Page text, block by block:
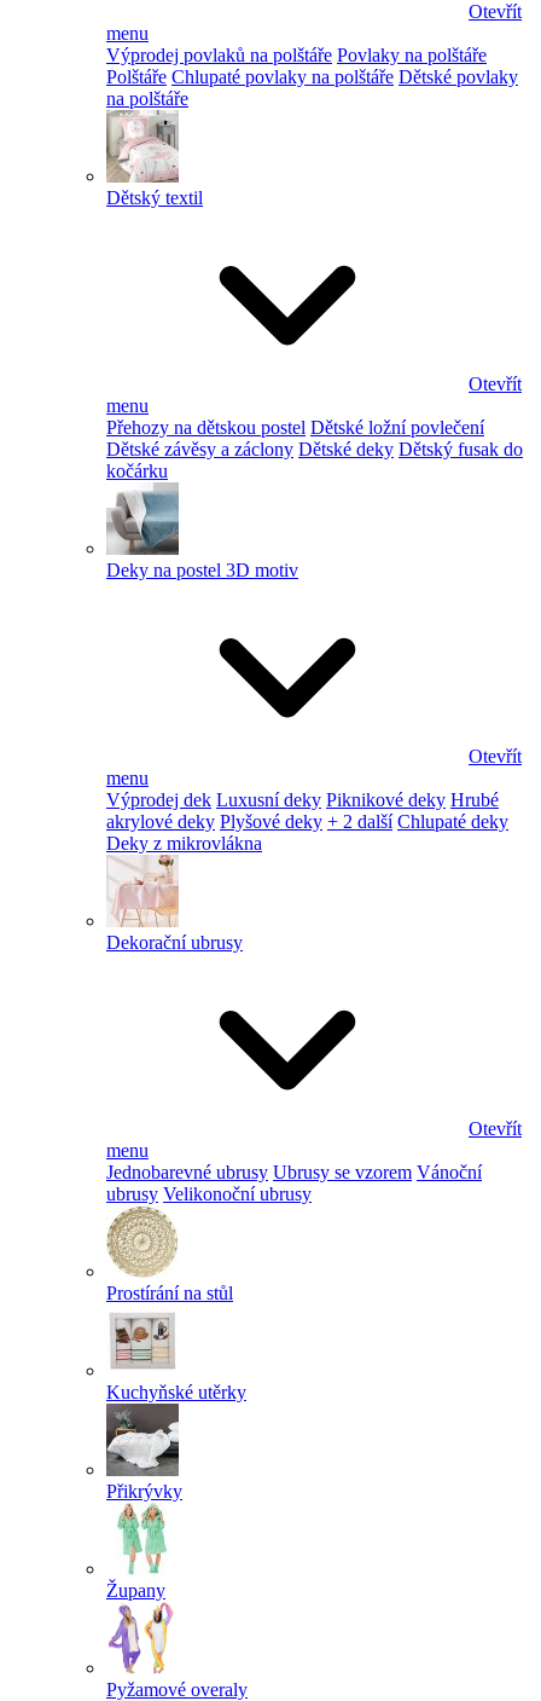
Otevřít
menu
Výprodej povlaků na polštáře Povlaky na polštáře
Polštáře Chlupaté povlaky na polštáře Dětské povlaky
na polštáře
Dětský textil
Otevřít
menu
Přehozy na dětskou postel Dětské ložní povlečení
Dětské závěsy a záclony Dětské deky Dětský fusak do
kočárku
Deky na postel 3D motiv
Otevřít
menu
Výprodej dek Luxusní deky Piknikové deky Hrubé
akrylové deky Plyšové deky + 2 další Chlupaté deky
Deky z mikrovlákna
Dekorační ubrusy
Otevřít
menu
Jednobarevné ubrusy Ubrusy se vzorem Vánoční
ubrusy Velikonoční ubrusy
Prostírání na stůl
Kuchyňské utěrky
Přikrývky
Župany
Pyžamové overaly